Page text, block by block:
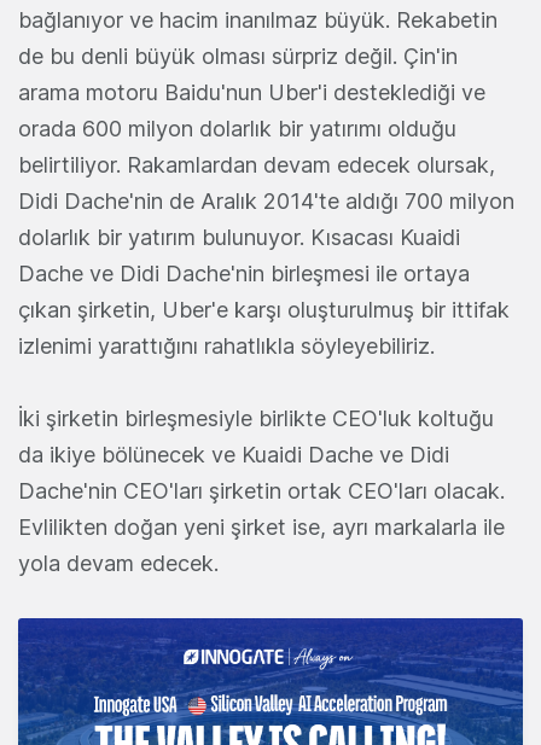
bağlanıyor ve hacim inanılmaz büyük. Rekabetin
de bu denli büyük olması sürpriz değil. Çin'in
arama motoru Baidu'nun Uber'i desteklediği ve
orada 600 milyon dolarlık bir yatırımı olduğu
belirtiliyor. Rakamlardan devam edecek olursak,
Didi Dache'nin de Aralık 2014'te aldığı 700 milyon
dolarlık bir yatırım bulunuyor. Kısacası Kuaidi
Dache ve Didi Dache'nin birleşmesi ile ortaya
çıkan şirketin, Uber'e karşı oluşturulmuş bir ittifak
izlenimi yarattığını rahatlıkla söyleyebiliriz.
İki şirketin birleşmesiyle birlikte CEO'luk koltuğu
da ikiye bölünecek ve Kuaidi Dache ve Didi
Dache'nin CEO'ları şirketin ortak CEO'ları olacak.
Evlilikten doğan yeni şirket ise, ayrı markalarla ile
yola devam edecek.